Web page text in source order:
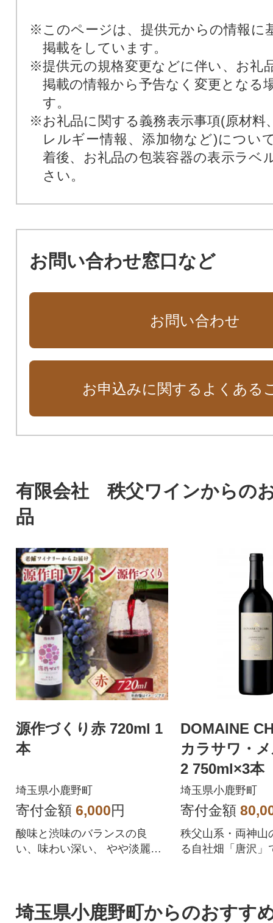
※このページは、提供元からの情報に
掲載をしています。
※提供元の規格変更などに伴い、お礼
掲載の情報から予告なく変更となる
す。
※お礼品に関する義務表示事項(原材料
レルギー情報、添加物など)につい
着後、お礼品の包装容器の表示ラベ
さい。
お問い合わせ窓口など
お問い合わせ
お申込みに関するよくある
有限会社 秩父ワインからの
品
源作づくり赤 720ml 1
本
埼玉県小鹿野町
寄付金額 6,000円
酸味と渋味のバランスの良
い、味わい深い、 やや淡麗の
DOMAINE
カラサワ・
2 750ml×3本
埼玉県小鹿野町
寄付金額
秩父山系・両神山
る自社畑「唐沢」
埼玉県小鹿野町からのおすす